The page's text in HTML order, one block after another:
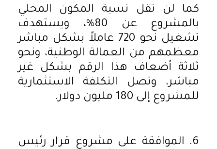
كما لن تقل نسبة المكون المحلي
بالمشروع عن 80%، ويستهدف
تشغيل نحو 720 عاملاً بشكل مباشر
معظمهم من العمالة الوطنية، ونحو
ثلاثة أضعاف هذا الرقم بشكل غير
مباشر، وتصل التكلفة الاستثمارية
للمشروع إلى 180 مليون دولار.
6. الموافقة على مشروع قرار رئيس